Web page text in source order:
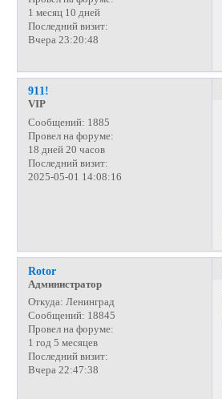
1 месяц 10 дней
Последний визит:
Вчера 23:20:48
911!
VIP
Сообщений: 1885
Провел на форуме:
18 дней 20 часов
Последний визит:
2025-05-01 14:08:16
Rotor
Администратор
Откуда: Ленинград
Сообщений: 18845
Провел на форуме:
1 год 5 месяцев
Последний визит:
Вчера 22:47:38